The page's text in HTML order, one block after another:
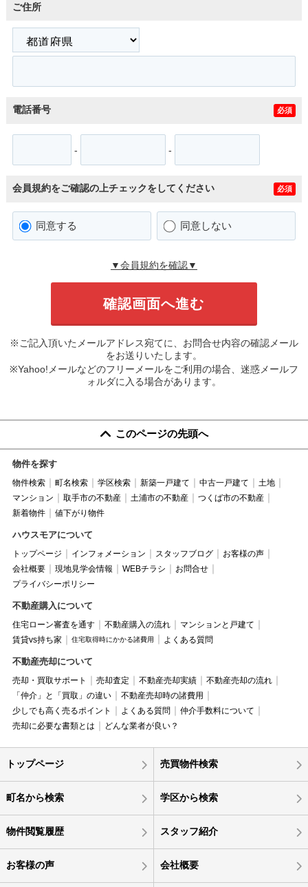
ご住所
電話番号 必須
- -
会員規約をご確認の上チェックをしてください 必須
同意する 同意しない
▼会員規約を確認▼
※ご記入頂いたメールアドレス宛てに、お問合せ内容の確認メール
をお送りいたします。
※Yahoo!メールなどのフリーメールをご利用の場合、迷惑メールフ
ォルダに入る場合があります。
このページの先頭へ
物件を探す
物件検索 町名検索 学区検索 新築一戸建て 中古一戸建て
土地
マンション
取手市の不動産 土浦市の不動産
つくば市の不動産
新着物件
値下がり物件
ハウスモアについて
トップページ インフォメーション スタッフブログ
お客様の声
会社概要
現地見学会情報 WEBチラシ
お問合せ
プライバシーポリシー
不動産購入について
住宅ローン審査を通す 不動産購入の流れ
マンションと戸建て
賃貸vs持ち家
住宅取得時にかかる諸費用 よくある質問
不動産売却について
売却・買取サポート 売却査定 不動産売却実績
不動産売却の流れ
「仲介」と「買取」の違い
不動産売却時の諸費用
少しでも高く売るポイント
よくある質問
仲介手数料について
売却に必要な書類とは
どんな業者が良い？
トップページ 売買物件検索
町名から検索 学区から検索
物件閲覧履歴 スタッフ紹介
お客様の声 会社概要